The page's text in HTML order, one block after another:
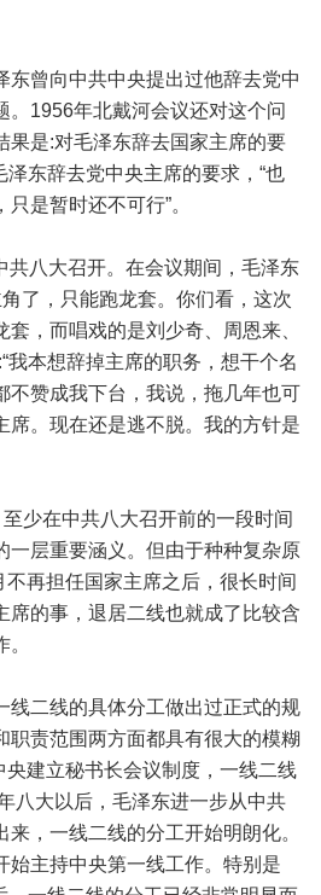
曾向中共中央提出过他辞去党中
。1956年北戴河会议还对这个问
果是:对毛泽东辞去国家主席的要
泽东辞去党中央主席的要求，“也
是暂时还不可行”。
八大召开。在会议期间，毛泽东
了，只能跑龙套。你们看，这次
，而唱戏的是刘少奇、周恩来、
我本想辞掉主席的职务，想干个名
赞成我下台，我说，拖几年也可
席。现在还是逃不脱。我的方针是
少在中共八大召开前的一段时间
一层重要涵义。但由于种种复杂原
再担任国家主席之后，很长时间
席的事，退居二线也就成了比较含
二线的具体分工做出过正式的规
职责范围两方面都具有很大的模糊
建立秘书长会议制度，一线二线
八大以后，毛泽东进一步从中共
，一线二线的分工开始明朗化。
始主持中央第一线工作。特别是